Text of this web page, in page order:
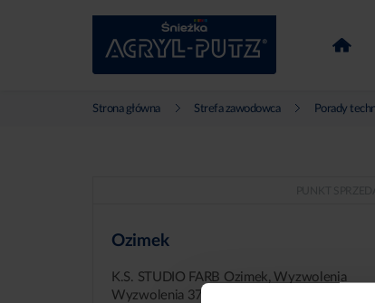
Strona główna Strefa zawodowca Porady
Ozimek
K.S. STUDIO FARB Ozimek, Wyzwolenia
Wyzwolenia 37